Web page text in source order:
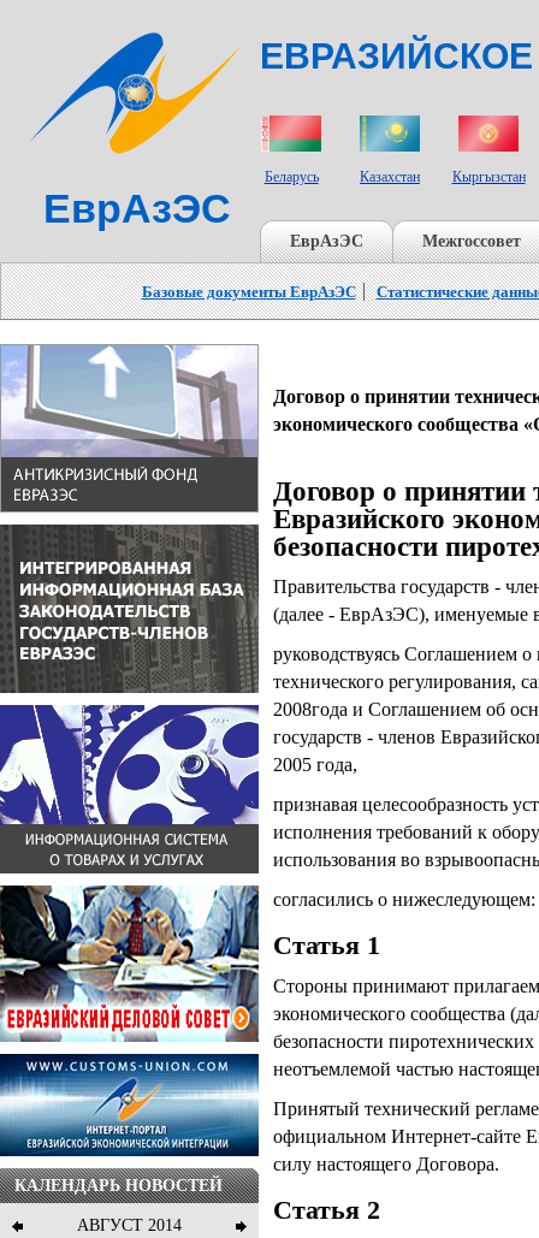
ЕврАзЭС
Беларусь Казахстан Кыргызстан
ЕврАзЭС Межгоссовет
Базовые документы ЕврАзЭС Статистические
КАЛЕНДАРЬ НОВОСТЕЙ
АВГУСТ 2014
Договор о принятии
экономического сообщества
Договор о принятии
Евразийского
безопасности
Правительства государств -
(далее - ЕврАзЭС), именуемые
руководствуясь Соглашением
технического регулирования,
2008года и Соглашением об
государств - членов
2005 года,
признавая целесообразность
исполнения требований к
использования во
согласились о нижеследующем:
Статья 1
Стороны принимают
экономического сообщества
безопасности
неотъемлемой частью
Принятый технический
официальном Интернет-сайте
силу настоящего Договора.
Статья 2